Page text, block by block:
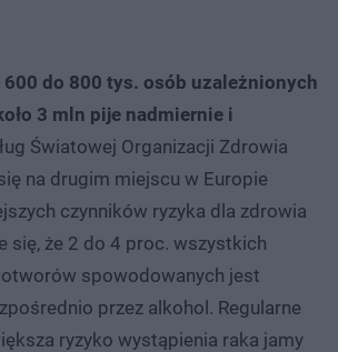
600 do 800 tys. osób uzależnionych
3 mln pije nadmiernie i
Światowej Organizacji Zdrowia
na drugim miejscu w Europie
czynników ryzyka dla zdrowia
się, że 2 do 4 proc. wszystkich
spowodowanych jest
przez alkohol. Regularne
ryzyko wystąpienia raka jamy